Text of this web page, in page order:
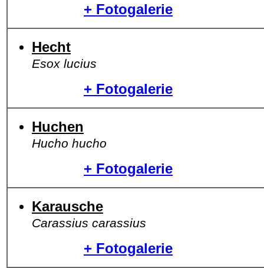
+ Fotogalerie
Hecht
Esox lucius
+ Fotogalerie
Huchen
Hucho hucho
+ Fotogalerie
Karausche
Carassius carassius
+ Fotogalerie